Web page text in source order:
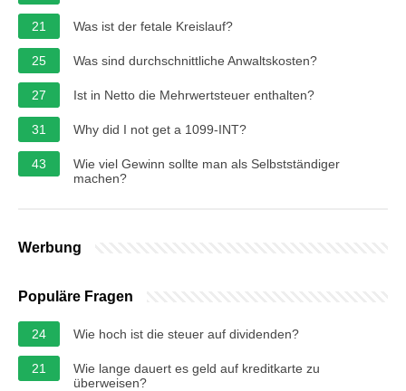
21 Was ist der fetale Kreislauf?
25 Was sind durchschnittliche Anwaltskosten?
27 Ist in Netto die Mehrwertsteuer enthalten?
31 Why did I not get a 1099-INT?
43
Wie viel Gewinn sollte man als Selbstständiger
machen?
Werbung
Populäre Fragen
24 Wie hoch ist die steuer auf dividenden?
21
Wie lange dauert es geld auf kreditkarte zu
überweisen?